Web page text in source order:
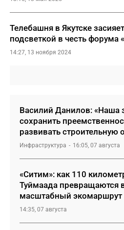
Телебашня в Якутске
подсветкой в честь
14:27, 13 ноября 2024
Василий Данилов: «Наша
сохранить
развивать строительную
Инфраструктура 16:05, 07 августа
«Ситим»: как 110
Туймаада превращаются
масштабный экомаршрут
14:35, 07 августа